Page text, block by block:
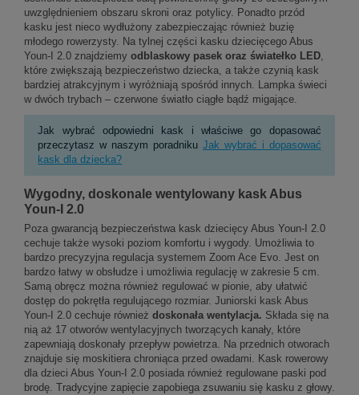
uwzględnieniem obszaru skroni oraz potylicy. Ponadto przód
kasku jest nieco wydłużony zabezpieczając również buzię
młodego rowerzysty. Na tylnej części kasku dziecięcego Abus
Youn-I 2.0 znajdziemy odblaskowy pasek oraz światełko LED,
które zwiększają bezpieczeństwo dziecka, a także czynią kask
bardziej atrakcyjnym i wyróżniają spośród innych. Lampka świeci
w dwóch trybach – czerwone światło ciągłe bądź migające.
Jak wybrać odpowiedni kask i właściwe go dopasować
przeczytasz w naszym poradniku Jak wybrać i dopasować
kask dla dziecka?
Wygodny, doskonale wentylowany kask Abus
Youn-I 2.0
Poza gwarancją bezpieczeństwa kask dziecięcy Abus Youn-I 2.0
cechuje także wysoki poziom komfortu i wygody. Umożliwia to
bardzo precyzyjna regulacja systemem Zoom Ace Evo. Jest on
bardzo łatwy w obsłudze i umożliwia regulację w zakresie 5 cm.
Samą obręcz można również regulować w pionie, aby ułatwić
dostęp do pokrętła regulującego rozmiar. Juniorski kask Abus
Youn-I 2.0 cechuje również doskonała wentylacja. Składa się na
nią aż 17 otworów wentylacyjnych tworzących kanały, które
zapewniają doskonały przepływ powietrza. Na przednich otworach
znajduje się moskitiera chroniąca przed owadami. Kask rowerowy
dla dzieci Abus Youn-I 2.0 posiada również regulowane paski pod
brodę. Tradycyjne zapięcie zapobiega zsuwaniu się kasku z głowy.